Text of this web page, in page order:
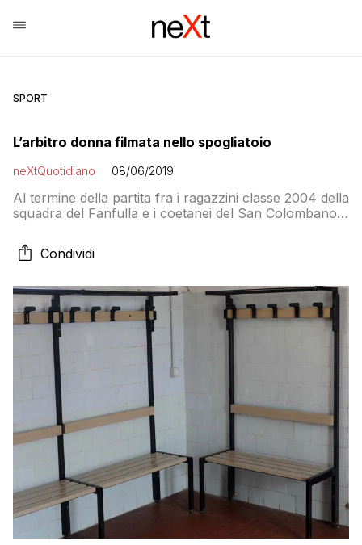
SPORT
L’arbitro donna filmata nello spogliatoio
neXtQuotidiano 08/06/2019
Al termine della partita fra i ragazzini classe 2004 della
squadra del Fanfulla e i coetanei del San Colombano,
pioli avrebbero raggiunto una finestra secondaria per
filmare con il telefonino
Condividi